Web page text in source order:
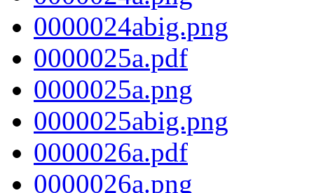
0000024abig.png
0000025a.pdf
0000025a.png
0000025abig.png
0000026a.pdf
0000026a.png